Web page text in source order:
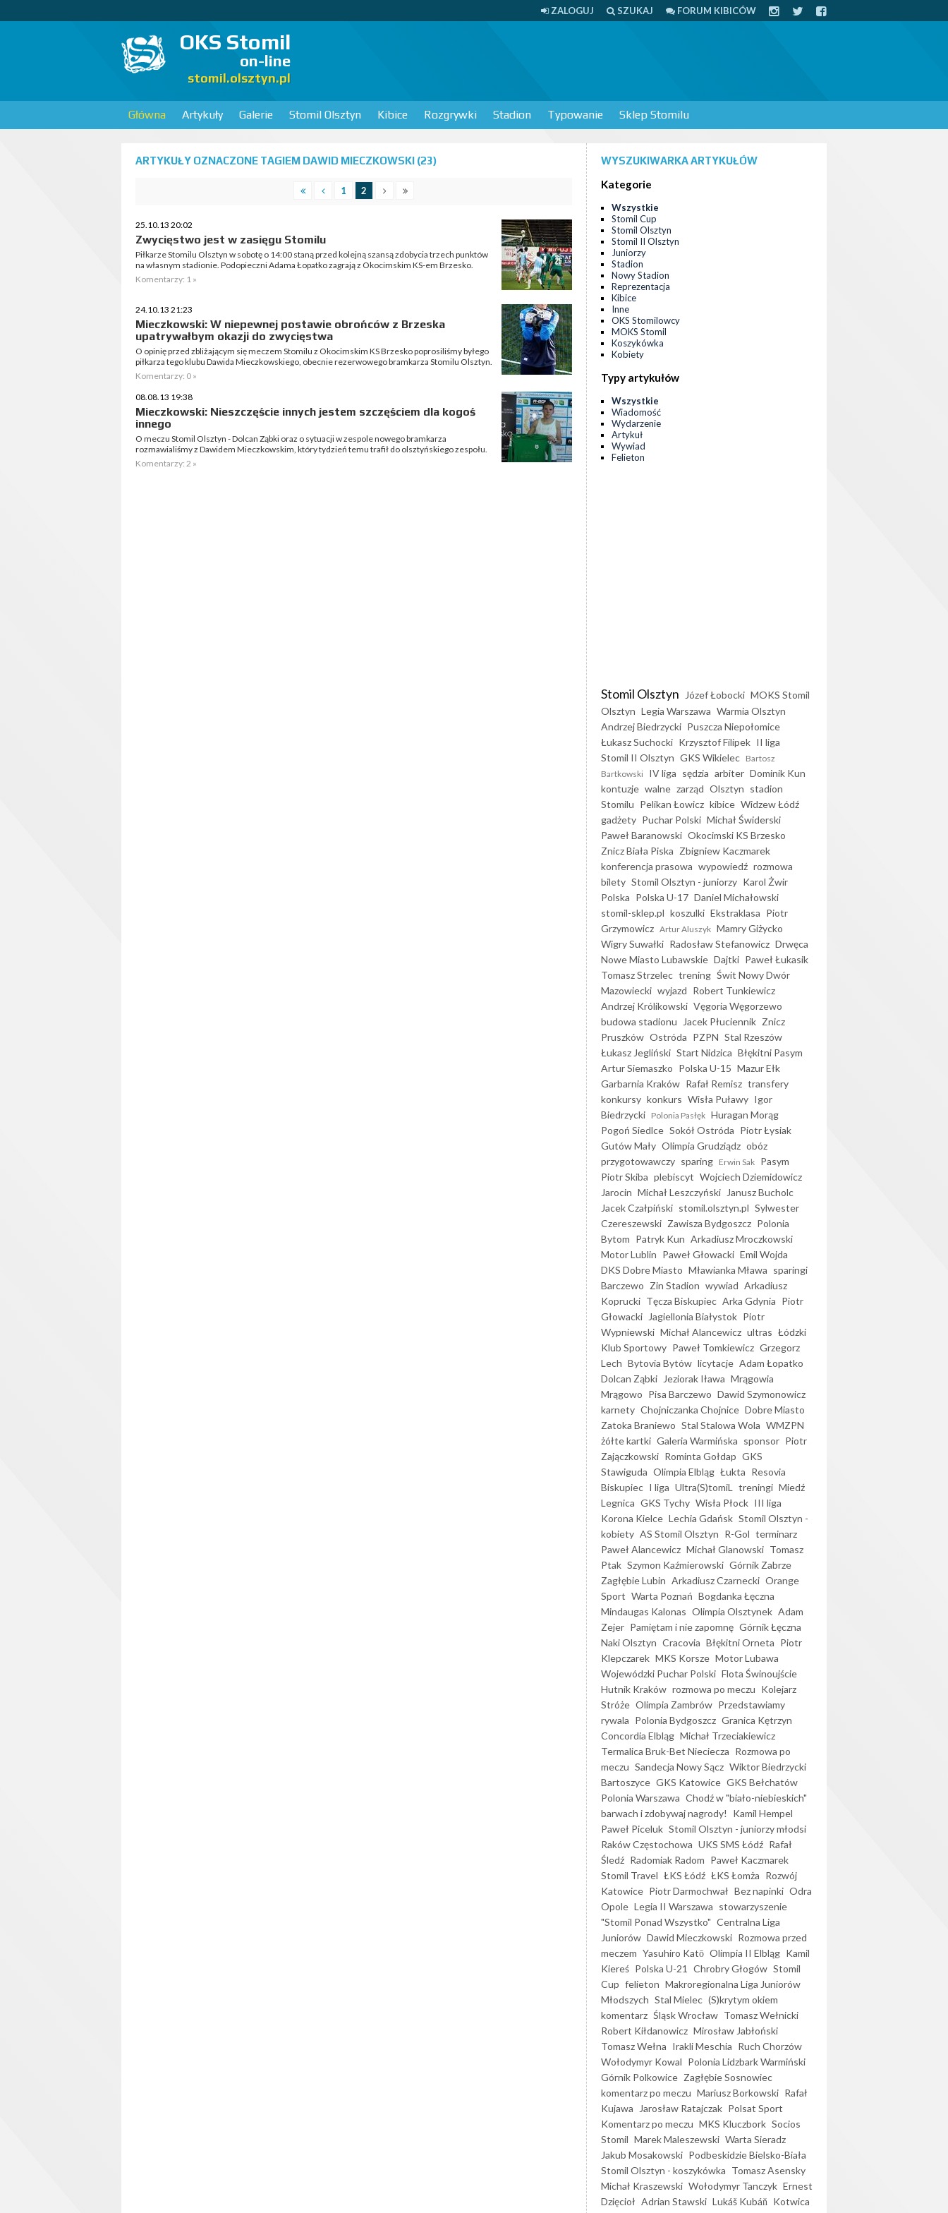
ZALOGUJ SZUKAJ FORUM KIBICÓW
OKS Stomil
on-line
stomil.olsztyn.pl
Główna Artykuły Galerie Stomil Olsztyn Kibice Rozgrywki Stadion Typowanie Sklep Stomilu
ARTYKUŁY OZNACZONE TAGIEM DAWID MIECZKOWSKI (23)
1 2
25.10.13 20:02
Zwycięstwo jest w zasięgu Stomilu
Piłkarze Stomilu Olsztyn w sobotę o 14:00 staną przed kolejną szansą zdobycia trzech punktów
na własnym stadionie. Podopieczni Adama Łopatko zagrają z Okocimskim KS-em Brzesko.
Komentarzy: 1 »
24.10.13 21:23
Mieczkowski: W niepewnej postawie obrońców z Brzeska
upatrywałbym okazji do zwycięstwa
O opinię przed zbliżającym się meczem Stomilu z Okocimskim KS Brzesko poprosiliśmy byłego
piłkarza tego klubu Dawida Mieczkowskiego, obecnie rezerwowego bramkarza Stomilu Olsztyn.
Komentarzy: 0 »
08.08.13 19:38
Mieczkowski: Nieszczęście innych jestem szczęściem dla kogoś
innego
O meczu Stomil Olsztyn - Dolcan Ząbki oraz o sytuacji w zespole nowego bramkarza
rozmawialiśmy z Dawidem Mieczkowskim, który tydzień temu trafił do olsztyńskiego zespołu.
Komentarzy: 2 »
WYSZUKIWARKA ARTYKUŁÓW
Kategorie
Wszystkie
Stomil Cup
Stomil Olsztyn
Stomil II Olsztyn
Juniorzy
Stadion
Nowy Stadion
Reprezentacja
Kibice
Inne
OKS Stomilowcy
MOKS Stomil
Koszykówka
Kobiety
Typy artykułów
Wszystkie
Wiadomość
Wydarzenie
Artykuł
Wywiad
Felieton
Stomil Olsztyn Józef Łobocki MOKS Stomil
Olsztyn Legia Warszawa Warmia Olsztyn
Andrzej Biedrzycki Puszcza Niepołomice
Łukasz Suchocki Krzysztof Filipek II liga
Stomil II Olsztyn GKS Wikielec Bartosz
Bartkowski IV liga sędzia arbiter Dominik Kun
kontuzje walne zarząd Olsztyn stadion
Stomilu Pelikan Łowicz kibice Widzew Łódź
gadżety Puchar Polski Michał Świderski
Paweł Baranowski Okocimski KS Brzesko
Znicz Biała Piska Zbigniew Kaczmarek
konferencja prasowa wypowiedź rozmowa
bilety Stomil Olsztyn - juniorzy Karol Żwir
Polska Polska U-17 Daniel Michałowski
stomil-sklep.pl koszulki Ekstraklasa Piotr
Grzymowicz Artur Aluszyk Mamry Giżycko
Wigry Suwałki Radosław Stefanowicz Drwęca
Nowe Miasto Lubawskie Dajtki Paweł Łukasik
Tomasz Strzelec trening Świt Nowy Dwór
Mazowiecki wyjazd Robert Tunkiewicz
Andrzej Królikowski Vęgoria Węgorzewo
budowa stadionu
Jacek Płuciennik Znicz
Pruszków Ostróda PZPN Stal Rzeszów
Łukasz Jegliński Start Nidzica Błękitni Pasym
Artur Siemaszko Polska U-15 Mazur Ełk
Garbarnia Kraków Rafał Remisz transfery
konkursy konkurs Wisła Puławy Igor
Biedrzycki Polonia Pasłęk Huragan Morąg
Pogoń Siedlce Sokół Ostróda Piotr Łysiak
Gutów Mały Olimpia Grudziądz obóz
przygotowawczy sparing Erwin Sak Pasym
Piotr Skiba plebiscyt Wojciech Dziemidowicz
Jarocin Michał Leszczyński
Janusz Bucholc
Jacek Czałpiński stomil.olsztyn.pl Sylwester
Czereszewski Zawisza Bydgoszcz Polonia
Bytom Patryk Kun Arkadiusz Mroczkowski
Motor Lublin Paweł Głowacki Emil Wojda
DKS Dobre Miasto Mławianka Mława sparingi
Barczewo Zin Stadion wywiad Arkadiusz
Koprucki Tęcza Biskupiec Arka Gdynia Piotr
Głowacki
Jagiellonia Białystok Piotr
Wypniewski Michał Alancewicz ultras Łódzki
Klub Sportowy Paweł Tomkiewicz Grzegorz
Lech Bytovia Bytów licytacje Adam Łopatko
Dolcan Ząbki
Jeziorak Iława Mrągowia
Mrągowo Pisa Barczewo Dawid Szymonowicz
karnety Chojniczanka Chojnice Dobre Miasto
Zatoka Braniewo Stal Stalowa Wola WMZPN
żółte kartki Galeria Warmińska sponsor Piotr
Zajączkowski Rominta Gołdap GKS
Stawiguda Olimpia Elbląg Łukta Resovia
Biskupiec I liga Ultra(S)tomiL treningi Miedź
Legnica GKS Tychy Wisła Płock III liga
Korona Kielce Lechia Gdańsk Stomil Olsztyn -
kobiety AS Stomil Olsztyn R-Gol terminarz
Paweł Alancewicz Michał Glanowski Tomasz
Ptak Szymon Kaźmierowski Górnik Zabrze
Zagłębie Lubin Arkadiusz Czarnecki Orange
Sport Warta Poznań Bogdanka Łęczna
Mindaugas Kalonas Olimpia Olsztynek Adam
Zejer Pamiętam i nie zapomnę Górnik Łęczna
Naki Olsztyn Cracovia Błękitni Orneta Piotr
Klepczarek MKS Korsze Motor Lubawa
Wojewódzki Puchar Polski Flota Świnoujście
Hutnik Kraków rozmowa po meczu Kolejarz
Stróże Olimpia Zambrów Przedstawiamy
rywala Polonia Bydgoszcz Granica Kętrzyn
Concordia Elbląg Michał Trzeciakiewicz
Termalica Bruk-Bet Nieciecza Rozmowa po
meczu Sandecja Nowy Sącz Wiktor Biedrzycki
Bartoszyce GKS Katowice GKS Bełchatów
Polonia Warszawa Chodź w "biało-niebieskich"
barwach i zdobywaj nagrody!
Kamil Hempel
Paweł Piceluk Stomil Olsztyn - juniorzy młodsi
Raków Częstochowa UKS SMS Łódź Rafał
Śledź Radomiak Radom Paweł Kaczmarek
Stomil Travel ŁKS Łódź ŁKS Łomża Rozwój
Katowice Piotr Darmochwał Bez napinki Odra
Opole Legia II Warszawa stowarzyszenie
"Stomil Ponad Wszystko" Centralna Liga
Juniorów Dawid Mieczkowski Rozmowa przed
meczem Yasuhiro Katō Olimpia II Elbląg Kamil
Kiereś Polska U-21 Chrobry Głogów Stomil
Cup felieton Makroregionalna Liga Juniorów
Młodszych Stal Mielec (S)krytym okiem
komentarz Śląsk Wrocław Tomasz Wełnicki
Robert Kiłdanowicz Mirosław Jabłoński
Tomasz Wełna Irakli Meschia Ruch Chorzów
Wołodymyr Kowal Polonia Lidzbark Warmiński
Górnik Polkowice Zagłębie Sosnowiec
komentarz po meczu Mariusz Borkowski Rafał
Kujawa
Jarosław Ratajczak Polsat Sport
Komentarz po meczu MKS Kluczbork Socios
Stomil Marek Maleszewski Warta Sieradz
Jakub Mosakowski Podbeskidzie Bielsko-Biała
Stomil Olsztyn - koszykówka Tomasz Asensky
Michał Kraszewski Wołodymyr Tanczyk Ernest
Dzięcioł Adrian Stawski Lukáš Kubáň Kotwica